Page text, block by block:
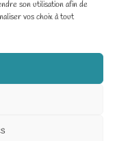
son utilisation afin de
vos choix à tout
/